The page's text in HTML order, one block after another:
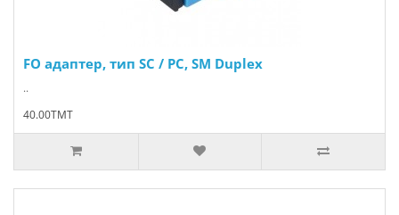
FO адаптер, тип SC / PC, SM Duplex
..
40.00TMT